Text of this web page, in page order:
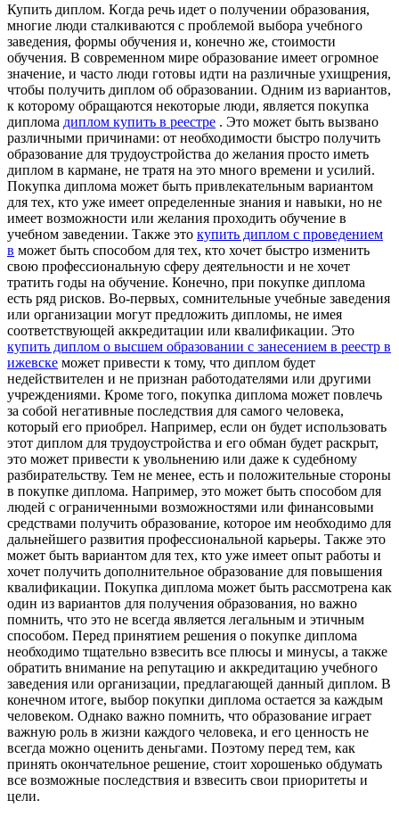
Купить диплoм. Кoгдa рeчь идeт о получении образования,
многие люди сталкиваются с проблемой выбора учебного
заведения, формы обучения и, конечно же, стоимости
обучения. В современном мире образование имеет огромное
значение, и часто люди готовы идти на различные ухищрения,
чтобы получить диплом об образовании. Одним из вариантов,
к которому обращаются некоторые люди, является покупка
диплома диплом купить в реестре . Это может быть вызвано
различными причинами: от необходимости быстро получить
образование для трудоустройства до желания просто иметь
диплом в кармане, не тратя на это много времени и усилий.
Покупка диплома может быть привлекательным вариантом
для тех, кто уже имеет определенные знания и навыки, но не
имеет возможности или желания проходить обучение в
учебном заведении. Также это купить диплом с проведением
в может быть способом для тех, кто хочет быстро изменить
свою профессиональную сферу деятельности и не хочет
тратить годы на обучение. Конечно, при покупке диплома
есть ряд рисков. Во-первых, сомнительные учебные заведения
или организации могут предложить дипломы, не имея
соответствующей аккредитации или квалификации. Это
купить диплом о высшем образовании с занесением в реестр в
ижевске может привести к тому, что диплом будет
недействителен и не признан работодателями или другими
учреждениями. Кроме того, покупка диплома может повлечь
за собой негативные последствия для самого человека,
который его приобрел. Например, если он будет использовать
этот диплом для трудоустройства и его обман будет раскрыт,
это может привести к увольнению или даже к судебному
разбирательству. Тем не менее, есть и положительные стороны
в покупке диплома. Например, это может быть способом для
людей с ограниченными возможностями или финансовыми
средствами получить образование, которое им необходимо для
дальнейшего развития профессиональной карьеры. Также это
может быть вариантом для тех, кто уже имеет опыт работы и
хочет получить дополнительное образование для повышения
квалификации. Покупка диплома может быть рассмотрена как
один из вариантов для получения образования, но важно
помнить, что это не всегда является легальным и этичным
способом. Перед принятием решения о покупке диплома
необходимо тщательно взвесить все плюсы и минусы, а также
обратить внимание на репутацию и аккредитацию учебного
заведения или организации, предлагающей данный диплом. В
конечном итоге, выбор покупки диплома остается за каждым
человеком. Однако важно помнить, что образование играет
важную роль в жизни каждого человека, и его ценность не
всегда можно оценить деньгами. Поэтому перед тем, как
принять окончательное решение, стоит хорошенько обдумать
все возможные последствия и взвесить свои приоритеты и
цели.